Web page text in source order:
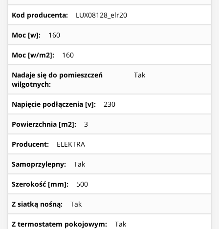
Kod producenta: LUX08128_elr20
Moc [w]: 160
Moc [w/m2]: 160
Nadaje się do pomieszczeń
wilgotnych:
Tak
Napięcie podłączenia [v]: 230
Powierzchnia [m2]: 3
Producent: ELEKTRA
Samoprzylepny: Tak
Szerokość [mm]: 500
Z siatką nośną: Tak
Z termostatem pokojowym: Tak